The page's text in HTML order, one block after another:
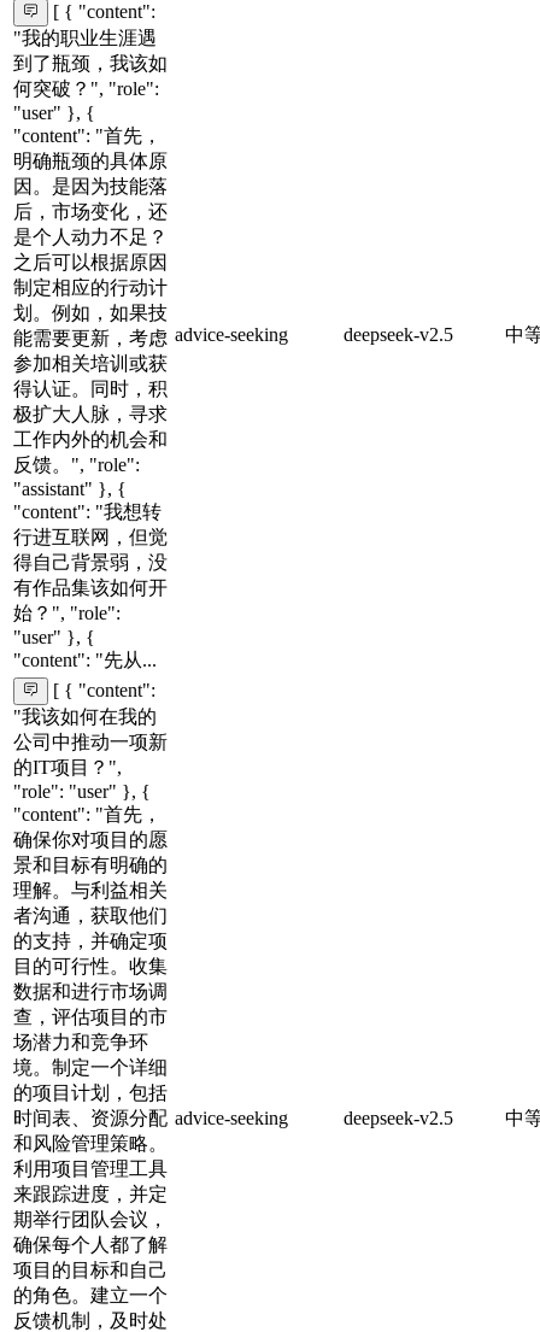
[ { "content":
"我的职业生涯遇
到了瓶颈，我该如
何突破？", "role":
"user" }, {
"content": "首先，
明确瓶颈的具体原
因。是因为技能落
后，市场变化，还
是个人动力不足？
之后可以根据原因
制定相应的行动计
划。例如，如果技
能需要更新，考虑
参加相关培训或获
得认证。同时，积
极扩大人脉，寻求
工作内外的机会和
反馈。", "role":
"assistant" }, {
"content": "我想转
行进互联网，但觉
得自己背景弱，没
有作品集该如何开
始？", "role":
"user" }, {
"content": "先从...
advice-seeking deepseek-v2.5 中
[ { "content":
"我该如何在我的
公司中推动一项新
的IT项目？",
"role": "user" }, {
"content": "首先，
确保你对项目的愿
景和目标有明确的
理解。与利益相关
者沟通，获取他们
的支持，并确定项
目的可行性。收集
数据和进行市场调
查，评估项目的市
场潜力和竞争环
境。制定一个详细
的项目计划，包括
时间表、资源分配
和风险管理策略。
利用项目管理工具
来跟踪进度，并定
期举行团队会议，
确保每个人都了解
项目的目标和自己
的角色。建立一个
反馈机制，及时处
advice-seeking deepseek-v2.5 中